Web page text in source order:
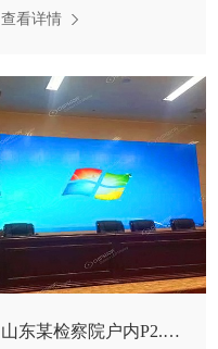
查看详情
山东某检察院户内P2.5高清LED显示屏